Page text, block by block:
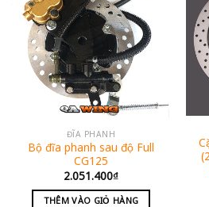
ĐĨA PHANH
Bộ đĩa phanh sau độ Full
CG125
2.051.400₫
THÊM VÀO GIỎ HÀNG